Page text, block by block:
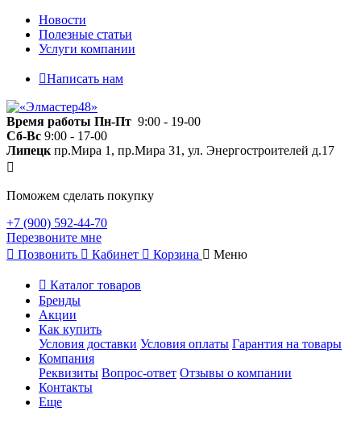
Новости
Полезные статьи
Услуги компании
Написать нам
Время работы Пн-Пт 9:00 - 19-00
Сб-Вс 9:00 - 17-00
Липецк пр.Мира 1, пр.Мира 31, ул. Энергостроителей д.17
Поможем сделать покупку
+7 (900) 592-44-70
Перезвоните мне
Позвонить
Кабинет Корзина Меню
Каталог товаров
Бренды
Акции
Как купить
Условия доставки Условия оплаты Гарантия на товары
Компания
Реквизиты Вопрос-ответ Отзывы о компании
Контакты
Еще